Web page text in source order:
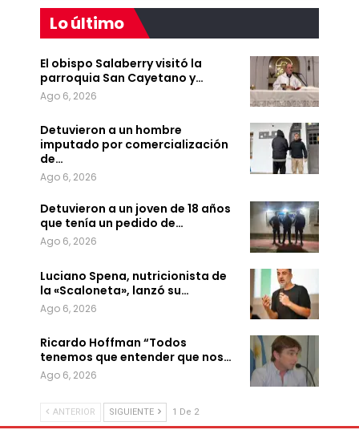
Lo último
El obispo Salaberry visitó la
parroquia San Cayetano y…
Ago 6, 2026
Detuvieron a un hombre
imputado por comercialización
de…
Ago 6, 2026
Detuvieron a un joven de 18 años
que tenía un pedido de…
Ago 6, 2026
Luciano Spena, nutricionista de
la «Scaloneta», lanzó su…
Ago 6, 2026
Ricardo Hoffman “Todos
tenemos que entender que nos…
Ago 6, 2026
ANTERIOR SIGUIENTE 1 De 2